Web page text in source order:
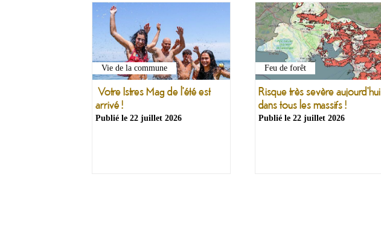
Vie de la commune
Votre Istres Mag de l'été est
arrivé !
Publié le 22 juillet 2026
Feu de forêt
Risque très sevère aujourd'hui
dans tous les massifs !
Publié le 22 juillet 2026